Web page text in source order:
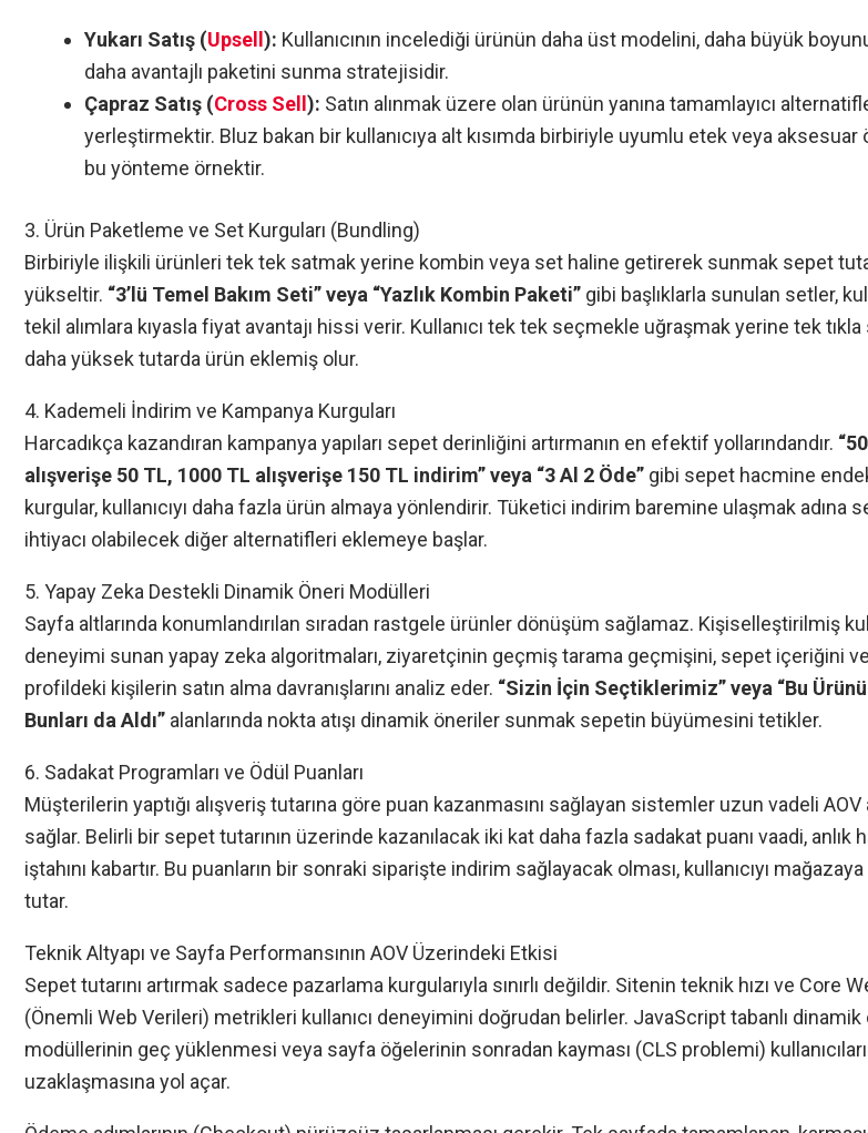
Yukarı Satış (Upsell ): Kullanıcının incelediği ürünün daha üst modelini, daha büyük
daha avantajlı paketini sunma stratejisidir.
Çapraz Satış (Cross Sell ): Satın alınmak üzere olan ürünün yanına tamamlayıcı
yerleştirmektir. Bluz bakan bir kullanıcıya alt kısımda birbiriyle uyumlu etek veya aksesuar
bu yönteme örnektir.
3. Ürün Paketleme ve Set Kurguları (Bundling)
Birbiriyle ilişkili ürünleri tek tek satmak yerine kombin veya set haline getirerek sunmak sepet
yükseltir. “3’lü Temel Bakım Seti” veya “Yazlık Kombin Paketi” gibi başlıklarla sunulan setler,
tekil alımlara kıyasla fiyat avantajı hissi verir. Kullanıcı tek tek seçmekle uğraşmak yerine tek
daha yüksek tutarda ürün eklemiş olur.
4. Kademeli İndirim ve Kampanya Kurguları
Harcadıkça kazandıran kampanya yapıları sepet derinliğini artırmanın en efektif yollarındandır.
alışverişe 50 TL, 1000 TL alışverişe 150 TL indirim” veya “3 Al 2 Öde” gibi sepet hacmine
kurgular, kullanıcıyı daha fazla ürün almaya yönlendirir. Tüketici indirim baremine ulaşmak adına
ihtiyacı olabilecek diğer alternatifleri eklemeye başlar.
5. Yapay Zeka Destekli Dinamik Öneri Modülleri
Sayfa altlarında konumlandırılan sıradan rastgele ürünler dönüşüm sağlamaz. Kişiselleştirilmiş
deneyimi sunan yapay zeka algoritmaları, ziyaretçinin geçmiş tarama geçmişini, sepet içeriğini
profildeki kişilerin satın alma davranışlarını analiz eder. “Sizin İçin Seçtiklerimiz” veya “Bu
Bunları da Aldı” alanlarında nokta atışı dinamik öneriler sunmak sepetin büyümesini tetikler.
6. Sadakat Programları ve Ödül Puanları
Müşterilerin yaptığı alışveriş tutarına göre puan kazanmasını sağlayan sistemler uzun vadeli AOV
sağlar. Belirli bir sepet tutarının üzerinde kazanılacak iki kat daha fazla sadakat puanı vaadi, anlık
iştahını kabartır. Bu puanların bir sonraki siparişte indirim sağlayacak olması, kullanıcıyı mağazaya
tutar.
Teknik Altyapı ve Sayfa Performansının AOV Üzerindeki Etkisi
Sepet tutarını artırmak sadece pazarlama kurgularıyla sınırlı değildir. Sitenin teknik hızı ve Core
(Önemli Web Verileri) metrikleri kullanıcı deneyimini doğrudan belirler. JavaScript tabanlı dinamik
modüllerinin geç yüklenmesi veya sayfa öğelerinin sonradan kayması (CLS problemi)
uzaklaşmasına yol açar.